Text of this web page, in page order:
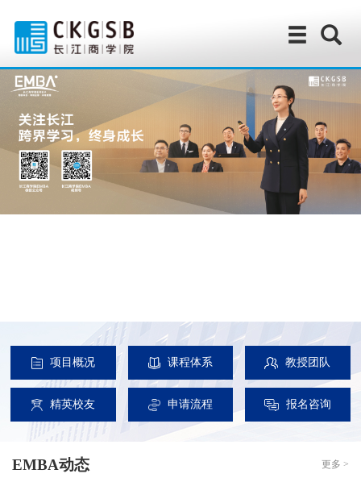
项目概况 课程体系 教授团队
精英校友 申请流程 报名咨询
EMBA动态 更多 >